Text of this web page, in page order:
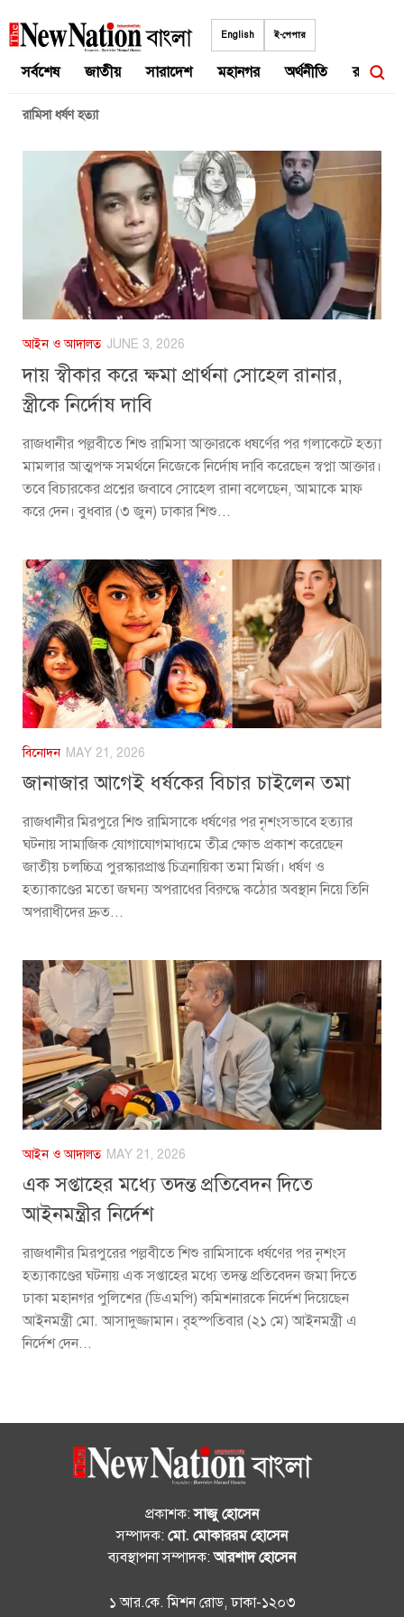
to
English ই-পেপার
সর্বশেষ জাতীয় সারাদেশ মহানগর অর্থনীতি রাজনীতি
রামিসা ধর্ষণ হত্যা
আইন ও আদালত JUNE 3, 2026
দায় স্বীকার করে ক্ষমা প্রার্থনা সোহেল রানার,
স্ত্রীকে নির্দোষ দাবি
রাজধানীর পল্লবীতে শিশু রামিসা আক্তারকে ধষর্ণের পর গলাকেটে হত্যা
মামলার আত্মপক্ষ সমর্থনে নিজেকে নির্দোষ দাবি করেছেন স্বপ্না আক্তার।
তবে বিচারকের প্রশ্নের জবাবে সোহেল রানা বলেছেন, আমাকে মাফ
করে দেন। বুধবার (৩ জুন) ঢাকার শিশু...
বিনোদন MAY 21, 2026
জানাজার আগেই ধর্ষকের বিচার চাইলেন তমা
রাজধানীর মিরপুরে শিশু রামিসাকে ধর্ষণের পর নৃশংসভাবে হত্যার
ঘটনায় সামাজিক যোগাযোগমাধ্যমে তীব্র ক্ষোভ প্রকাশ করেছেন
জাতীয় চলচ্চিত্র পুরস্কারপ্রাপ্ত চিত্রনায়িকা তমা মির্জা। ধর্ষণ ও
হত্যাকাণ্ডের মতো জঘন্য অপরাধের বিরুদ্ধে কঠোর অবস্থান নিয়ে তিনি
অপরাধীদের দ্রুত...
আইন ও আদালত MAY 21, 2026
এক সপ্তাহের মধ্যে তদন্ত প্রতিবেদন দিতে
আইনমন্ত্রীর নির্দেশ
রাজধানীর মিরপুরের পল্লবীতে শিশু রামিসাকে ধর্ষণের পর নৃশংস
হত্যাকাণ্ডের ঘটনায় এক সপ্তাহের মধ্যে তদন্ত প্রতিবেদন জমা দিতে
ঢাকা মহানগর পুলিশের (ডিএমপি) কমিশনারকে নির্দেশ দিয়েছেন
আইনমন্ত্রী মো. আসাদুজ্জামান। বৃহস্পতিবার (২১ মে) আইনমন্ত্রী এ
নির্দেশ দেন...
প্রকাশক:সাজু হোসেন
সম্পাদক: মো. মোকাররম হোসেন
ব্যবস্থাপনা সম্পাদক:আরশাদ হোসেন
১ আর.কে. মিশন রোড, ঢাকা-১২০৩